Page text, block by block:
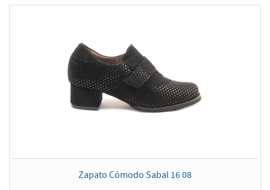
Zapato Cómodo Sabal 16 08